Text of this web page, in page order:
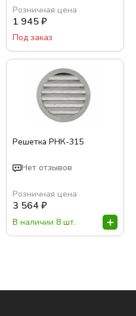
Розничная цена
1 945₽
Под заказ
Решетка РНК-315
Нет отзывов
Розничная цена
3 564₽
В наличии 8 шт.